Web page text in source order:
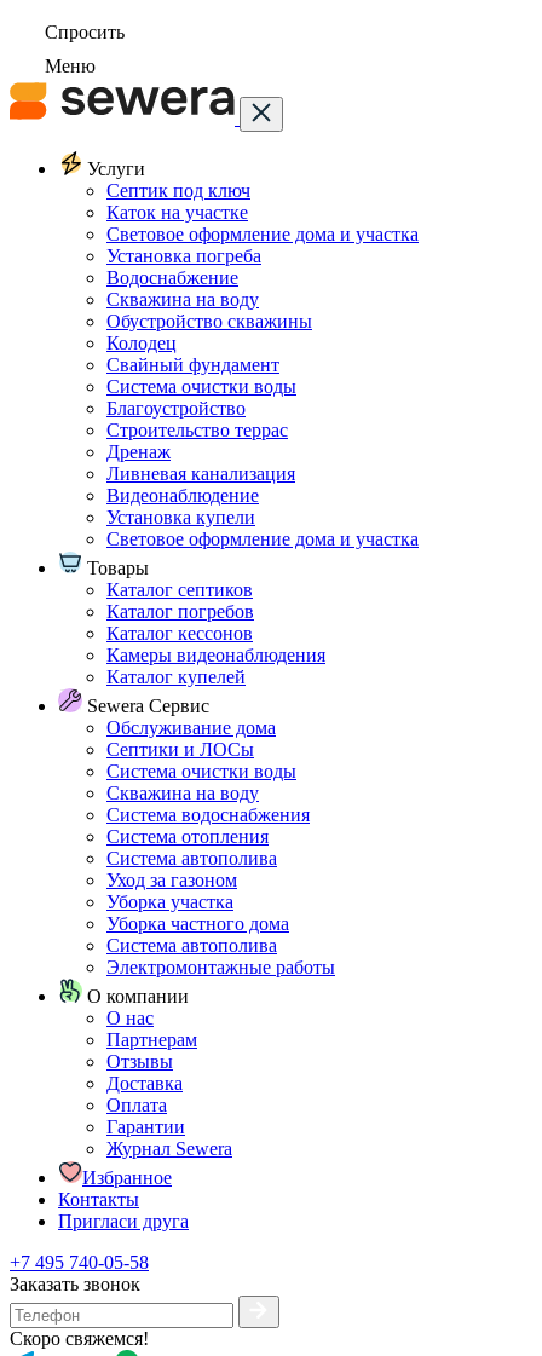
Спросить
Меню
Услуги
Септик под ключ
Каток на участке
Световое оформление дома и участка
Установка погреба
Водоснабжение
Скважина на воду
Обустройство скважины
Колодец
Свайный фундамент
Система очистки воды
Благоустройство
Строительство террас
Дренаж
Ливневая канализация
Видеонаблюдение
Установка купели
Световое оформление дома и участка
Товары
Каталог септиков
Каталог погребов
Каталог кессонов
Камеры видеонаблюдения
Каталог купелей
Sewera Сервис
Обслуживание дома
Септики и ЛОСы
Система очистки воды
Скважина на воду
Система водоснабжения
Система отопления
Система автополива
Уход за газоном
Уборка участка
Уборка частного дома
Система автополива
Электромонтажные работы
О компании
О нас
Партнерам
Отзывы
Доставка
Оплата
Гарантии
Журнал Sewera
Избранное
Контакты
Пригласи друга
+7 495 740-05-58
Заказать звонок
Скоро свяжемся!